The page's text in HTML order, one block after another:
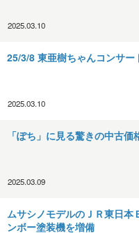
2025.03.10
25/3/8 東亜樹ちゃんコンサー
2025.03.10
「ぽち」に見る驚きの中古価
2025.03.09
ムサシノモデルのＪＲ東日本
ンボー塗装機を増備